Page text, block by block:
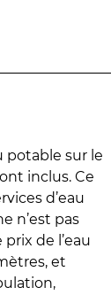
potable sur le
inclus. Ce
d’eau
n’est pas
de l’eau
et